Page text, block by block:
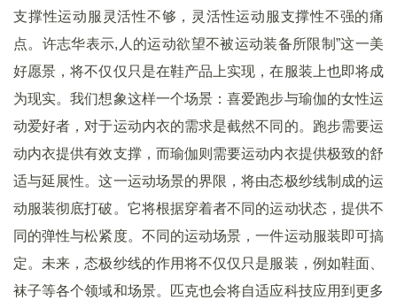
支撑性运动服灵活性不够，灵活性运动服支撑性不强的痛
点。许志华表示,人的运动欲望不被运动装备所限制”这一美
好愿景，将不仅仅只是在鞋产品上实现，在服装上也即将成
为现实。我们想象这样一个场景：喜爱跑步与瑜伽的女性运
动爱好者，对于运动内衣的需求是截然不同的。跑步需要运
动内衣提供有效支撑，而瑜伽则需要运动内衣提供极致的舒
适与延展性。这一运动场景的界限，将由态极纱线制成的运
动服装彻底打破。它将根据穿着者不同的运动状态，提供不
同的弹性与松紧度。不同的运动场景，一件运动服装即可搞
定。未来，态极纱线的作用将不仅仅只是服装，例如鞋面、
袜子等各个领域和场景。匹克也会将自适应科技应用到更多